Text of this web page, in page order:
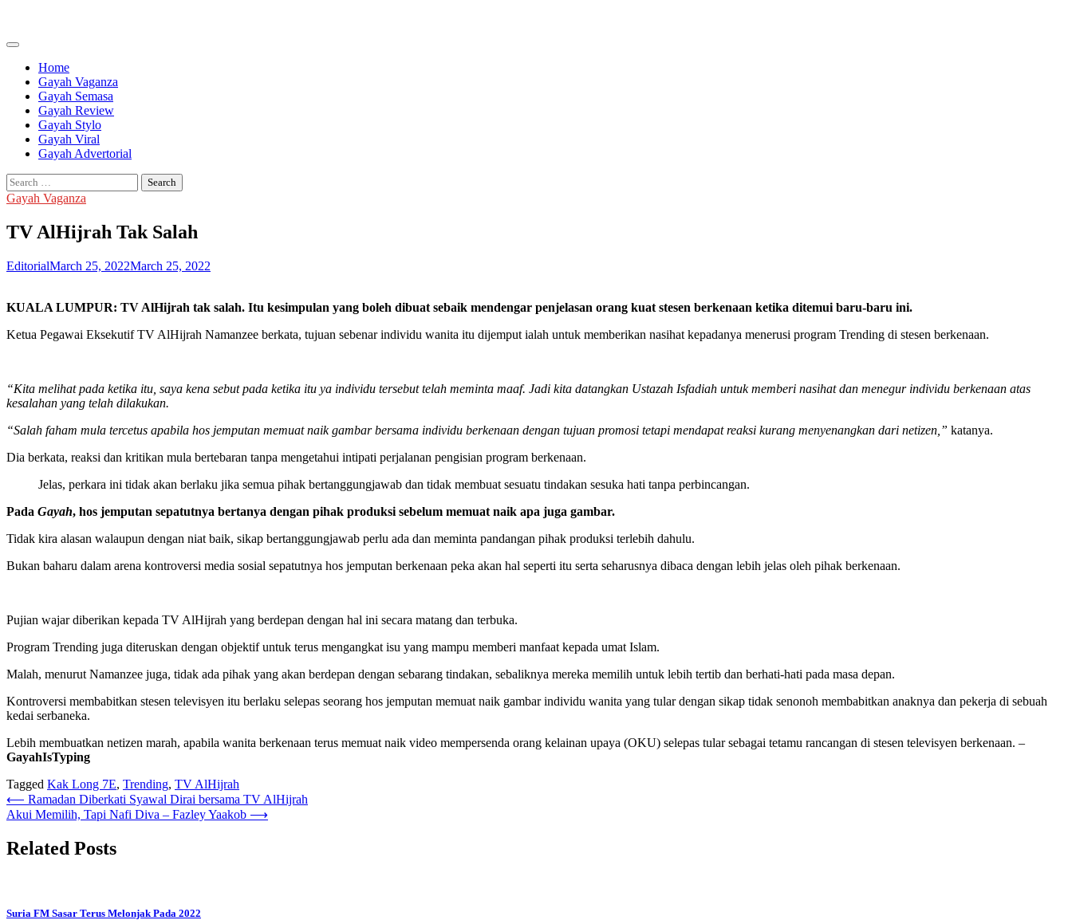
content
Home
Gayah Vaganza
Gayah Semasa
Gayah Review
Gayah Stylo
Gayah Viral
Gayah Advertorial
Search
for:
Gayah Vaganza
TV AlHijrah Tak Salah
EditorialMarch 25, 2022March 25, 2022
KUALA LUMPUR: TV AlHijrah tak salah. Itu kesimpulan yang boleh dibuat sebaik mendengar penjelasan orang kuat stesen berkenaan ketika ditemui baru-baru ini.
Ketua Pegawai Eksekutif TV AlHijrah Namanzee berkata, tujuan sebenar individu wanita itu dijemput ialah untuk memberikan nasihat kepadanya menerusi program Trending di stesen berkenaan.
“Kita melihat pada ketika itu, saya kena sebut pada ketika itu ya individu tersebut telah meminta maaf. Jadi kita datangkan Ustazah Isfadiah untuk memberi nasihat dan menegur individu berkenaan atas
kesalahan yang telah dilakukan.
“Salah faham mula tercetus apabila hos jemputan memuat naik gambar bersama individu berkenaan dengan tujuan promosi tetapi mendapat reaksi kurang menyenangkan dari netizen,” katanya.
Dia berkata, reaksi dan kritikan mula bertebaran tanpa mengetahui intipati perjalanan pengisian program berkenaan.
Jelas, perkara ini tidak akan berlaku jika semua pihak bertanggungjawab dan tidak membuat sesuatu tindakan sesuka hati tanpa perbincangan.
Pada Gayah, hos jemputan sepatutnya bertanya dengan pihak produksi sebelum memuat naik apa juga gambar.
Tidak kira alasan walaupun dengan niat baik, sikap bertanggungjawab perlu ada dan meminta pandangan pihak produksi terlebih dahulu.
Bukan baharu dalam arena kontroversi media sosial sepatutnya hos jemputan berkenaan peka akan hal seperti itu serta seharusnya dibaca dengan lebih jelas oleh pihak berkenaan.
Pujian wajar diberikan kepada TV AlHijrah yang berdepan dengan hal ini secara matang dan terbuka.
Program Trending juga diteruskan dengan objektif untuk terus mengangkat isu yang mampu memberi manfaat kepada umat Islam.
Malah, menurut Namanzee juga, tidak ada pihak yang akan berdepan dengan sebarang tindakan, sebaliknya mereka memilih untuk lebih tertib dan berhati-hati pada masa depan.
Kontroversi membabitkan stesen televisyen itu berlaku selepas seorang hos jemputan memuat naik gambar individu wanita yang tular dengan sikap tidak senonoh membabitkan anaknya dan pekerja di sebuah
kedai serbaneka.
Lebih membuatkan netizen marah, apabila wanita berkenaan terus memuat naik video mempersenda orang kelainan upaya (OKU) selepas tular sebagai tetamu rancangan di stesen televisyen berkenaan. –
GayahIsTyping
Tagged Kak Long 7E, Trending, TV AlHijrah
Post
navigation
⟵ Ramadan Diberkati Syawal Dirai bersama TV AlHijrah
Akui Memilih, Tapi Nafi Diva – Fazley Yaakob ⟶
Related Posts
Suria FM Sasar Terus Melonjak Pada 2022